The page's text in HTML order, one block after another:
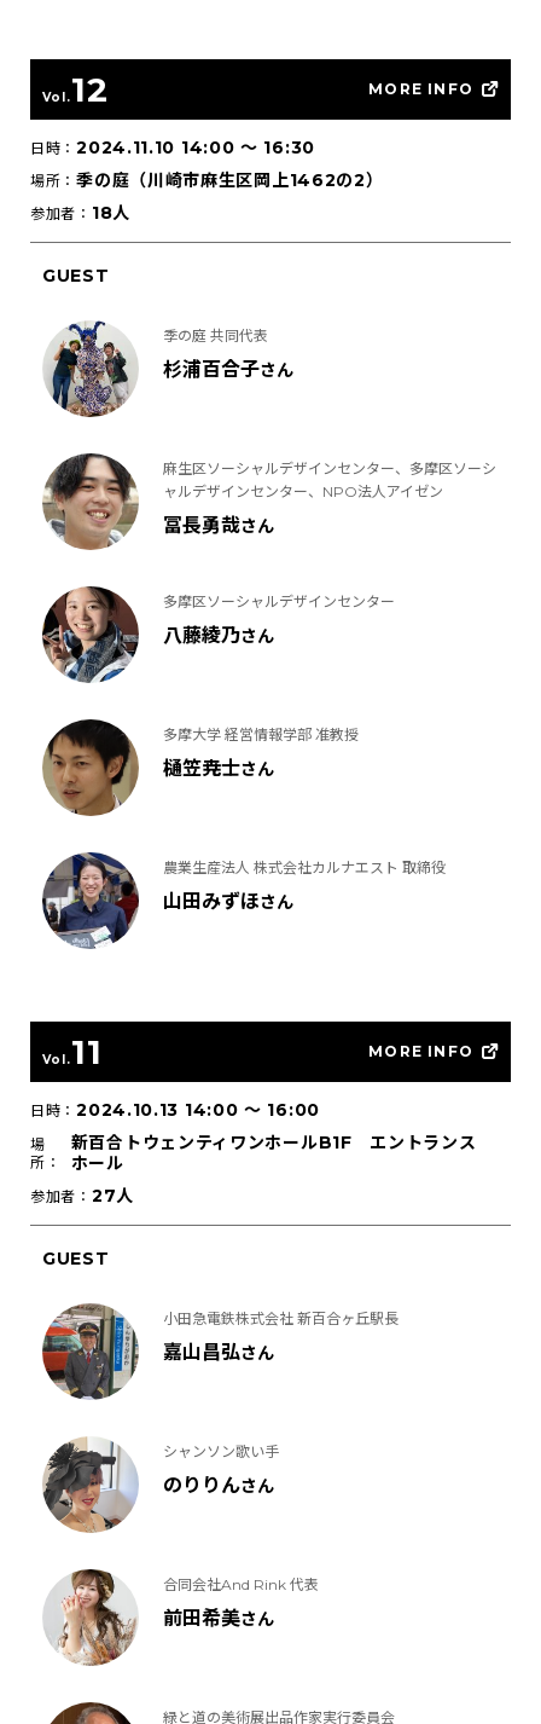
Vol.12 MORE INFO
日時：2024.11.10 14:00〜 16:30
場所：季の庭（川崎市麻生区岡上1462の2）
参加者： 18人
GUEST
季の庭 共同代表
杉浦百合子さん
麻生区ソーシャルデザインセンター、多摩区ソーシ
ャルデザインセンター、NPO法人アイゼン
冨長勇哉さん
多摩区ソーシャルデザインセンター
八藤綾乃さん
多摩大学 経営情報学部 准教授
樋笠尭士さん
農業生産法人 株式会社カルナエスト 取締役
山田みずほさん
Vol.11 MORE INFO
日時：2024.10.13 14:00〜 16:00
場
所：
新百合トウェンティワンホールB1F エントランス
ホール
参加者： 27人
GUEST
小田急電鉄株式会社 新百合ヶ丘駅長
嘉山昌弘さん
シャンソン歌い手
のりりんさん
合同会社And Rink 代表
前田希美さん
緑と道の美術展出品作家実行委員会